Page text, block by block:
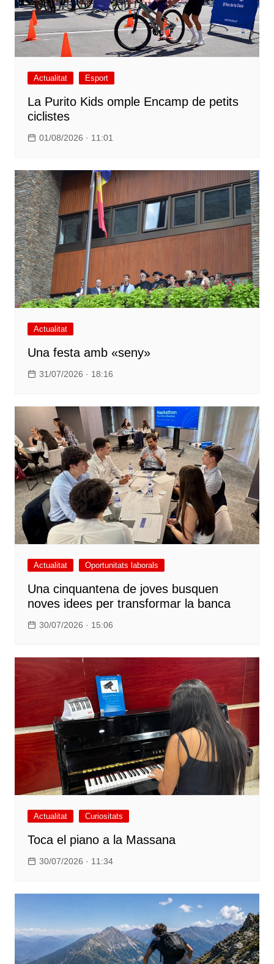
Actualitat Esport
La Purito Kids omple Encamp de petits
ciclistes
01/08/2026 · 11:01
Actualitat
Una festa amb «seny»
31/07/2026 · 18:16
Actualitat Oportunitats laborals
Una cinquantena de joves busquen
noves idees per transformar la banca
30/07/2026 · 15:06
Actualitat Curiositats
Toca el piano a la Massana
30/07/2026 · 11:34